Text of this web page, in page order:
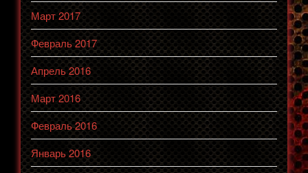
Март 2017
Февраль 2017
Апрель 2016
Март 2016
Февраль 2016
Январь 2016